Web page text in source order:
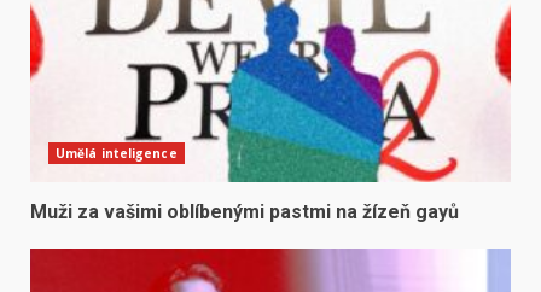
Umělá inteligence
Muži za vašimi oblíbenými pastmi na žízeň gayů